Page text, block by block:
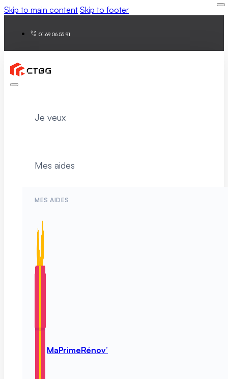
Skip to main content Skip to footer
01.69.06.55.91
Je veux
Mes aides
MES AIDES
MaPrimeRénov’